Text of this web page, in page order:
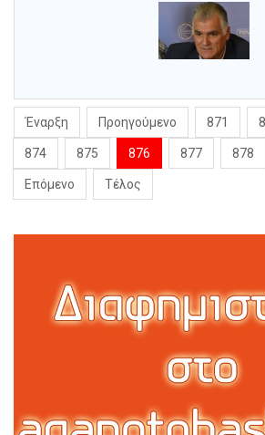
Έναρξη Προηγούμενο 871
874 875 876 877 878
Επόμενο Τέλος